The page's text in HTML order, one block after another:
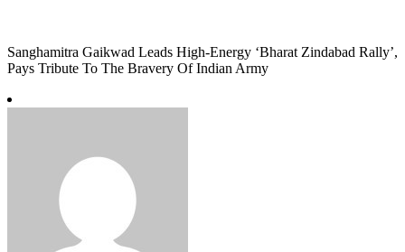
Sanghamitra Gaikwad Leads High-Energy ‘Bharat Zindabad Rally’,
Pays Tribute To The Bravery Of Indian Army